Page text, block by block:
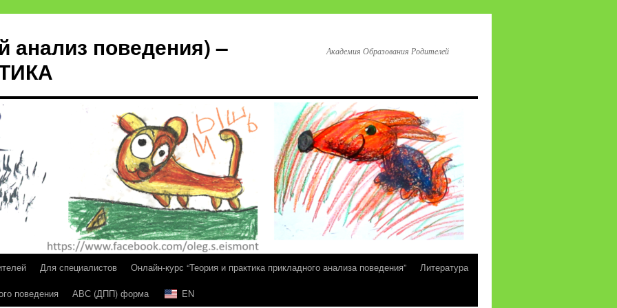
анализ поведения) –
Академия Образования Родителей
Для специалистов Онлайн-курс “Теория и практика прикладного анализа поведения”
Литература
поведения АВС (ДПП) форма EN